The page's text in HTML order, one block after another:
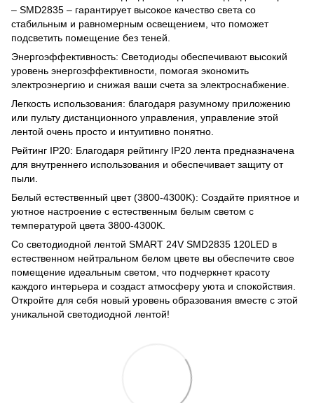
– SMD2835 – гарантирует высокое качество света со
стабильным и равномерным освещением, что поможет
подсветить помещение без теней.
Энергоэффективность: Светодиоды обеспечивают высокий
уровень энергоэффективности, помогая экономить
электроэнергию и снижая ваши счета за электроснабжение.
Легкость использования: благодаря разумному приложению
или пульту дистанционного управления, управление этой
лентой очень просто и интуитивно понятно.
Рейтинг IP20: Благодаря рейтингу IP20 лента предназначена
для внутреннего использования и обеспечивает защиту от
пыли.
Белый естественный цвет (3800-4300K): Создайте приятное и
уютное настроение с естественным белым светом с
температурой цвета 3800-4300K.
Со светодиодной лентой SMART 24V SMD2835 120LED в
естественном нейтральном белом цвете вы обеспечите свое
помещение идеальным светом, что подчеркнет красоту
каждого интерьера и создаст атмосферу уюта и спокойствия.
Откройте для себя новый уровень образования вместе с этой
уникальной светодиодной лентой!